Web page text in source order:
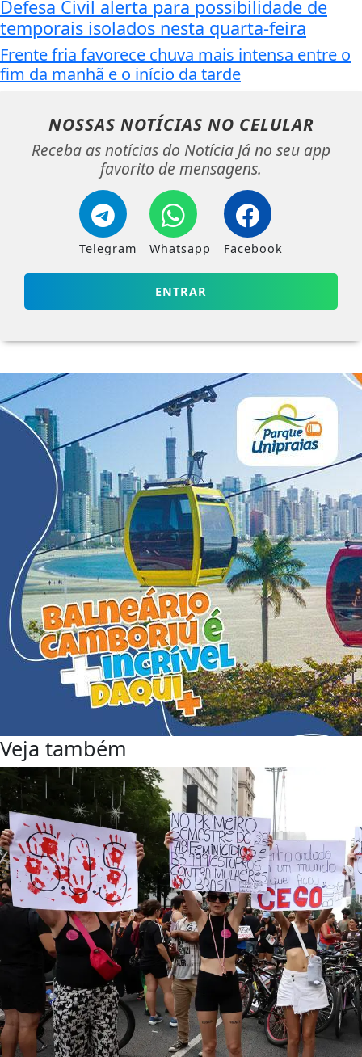
Defesa Civil alerta para possibilidade de
temporais isolados nesta quarta-feira
Frente fria favorece chuva mais intensa entre o
fim da manhã e o início da tarde
NOSSAS NOTÍCIAS NO CELULAR
Receba as notícias do Notícia Já no seu app
favorito de mensagens.
Telegram Whatsapp Facebook
ENTRAR
Veja também